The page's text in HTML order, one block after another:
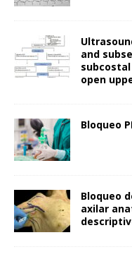
and
open
Bloqueo
Bloqueo
axilar